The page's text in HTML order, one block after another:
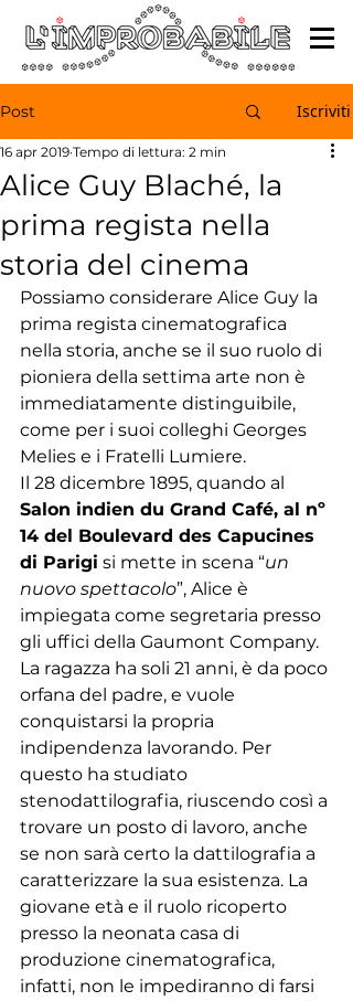
Post Iscriviti
Alice Guy Blaché, la
prima regista nella
storia del cinema
16 apr 2019 Tempo di lettura: 2 min
Possiamo considerare Alice Guy la
prima regista cinematografica
nella storia, anche se il suo ruolo di
pioniera della settima arte non è
immediatamente distinguibile,
come per i suoi colleghi Georges
Melies e i Fratelli Lumiere.
Il 28 dicembre 1895, quando al
Salon indien du Grand Café, al nº
14 del Boulevard des Capucines
di Parigi si mette in scena “un
nuovo spettacolo”, Alice è
impiegata come segretaria presso
gli uffici della Gaumont Company.
La ragazza ha soli 21 anni, è da poco
orfana del padre, e vuole
conquistarsi la propria
indipendenza lavorando. Per
questo ha studiato
stenodattilografia, riuscendo così a
trovare un posto di lavoro, anche
se non sarà certo la dattilografia a
caratterizzare la sua esistenza. La
giovane età e il ruolo ricoperto
presso la neonata casa di
produzione cinematografica,
infatti, non le impediranno di farsi